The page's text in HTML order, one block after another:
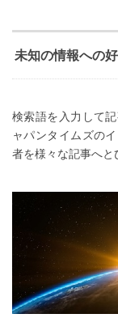
未知の情報への
検索語を入力して
ャパンタイムズの
者を様々な記事へと